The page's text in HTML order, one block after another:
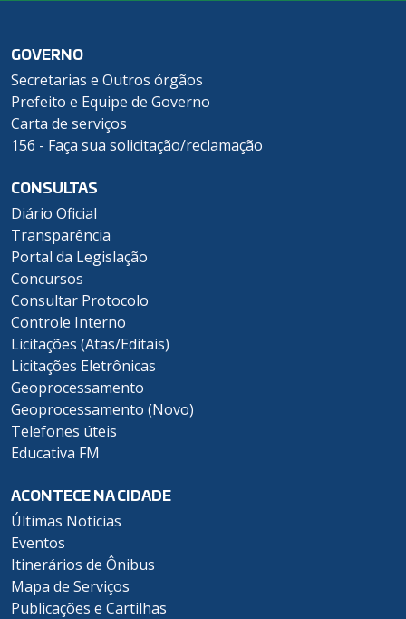
GOVERNO
Secretarias e Outros órgãos
Prefeito e Equipe de Governo
Carta de serviços
156 - Faça sua solicitação/reclamação
CONSULTAS
Diário Oficial
Transparência
Portal da Legislação
Concursos
Consultar Protocolo
Controle Interno
Licitações (Atas/Editais)
Licitações Eletrônicas
Geoprocessamento
Geoprocessamento (Novo)
Telefones úteis
Educativa FM
ACONTECE NA CIDADE
Últimas Notícias
Eventos
Itinerários de Ônibus
Mapa de Serviços
Publicações e Cartilhas